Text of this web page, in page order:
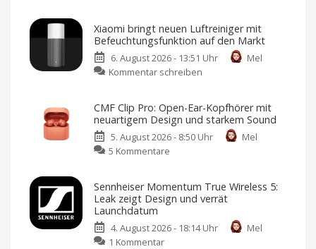
frischem
Design
und
neuen
Euro
vorbestellen
Smart-
Home-
Portfolio:
Zwei
für
Garagen,
Tore
mit
Apple
Home
Xiaomi bringt neuen Luftreiniger mit
Befeuchtungsfunktion auf den Markt
6. August 2026 - 13:51 Uhr
Mel
Kommentar schreiben
neuen
Luftreiniger
mit
Markt
Preis
noch
offen
CMF Clip Pro: Open-Ear-Kopfhörer mit
neuartigem Design und starkem Sound
5. August 2026 - 8:50 Uhr
Mel
5 Kommentare
Pro:
Open-
Kopfhörer
Sennheiser Momentum True Wireless 5:
Leak zeigt Design und verrät
Launchdatum
4. August 2026 - 18:14 Uhr
Mel
1 Kommentar